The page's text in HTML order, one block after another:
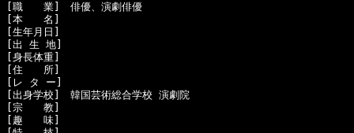
[職　　業]　俳優、演劇俳優
[本　　名]
[生年月日]
[出 生 地]
[身長体重]
[住　　所]
[レ タ ー]
[出身学校]　韓国芸術総合学校 演劇院
[宗　　教]
[趣　　味]